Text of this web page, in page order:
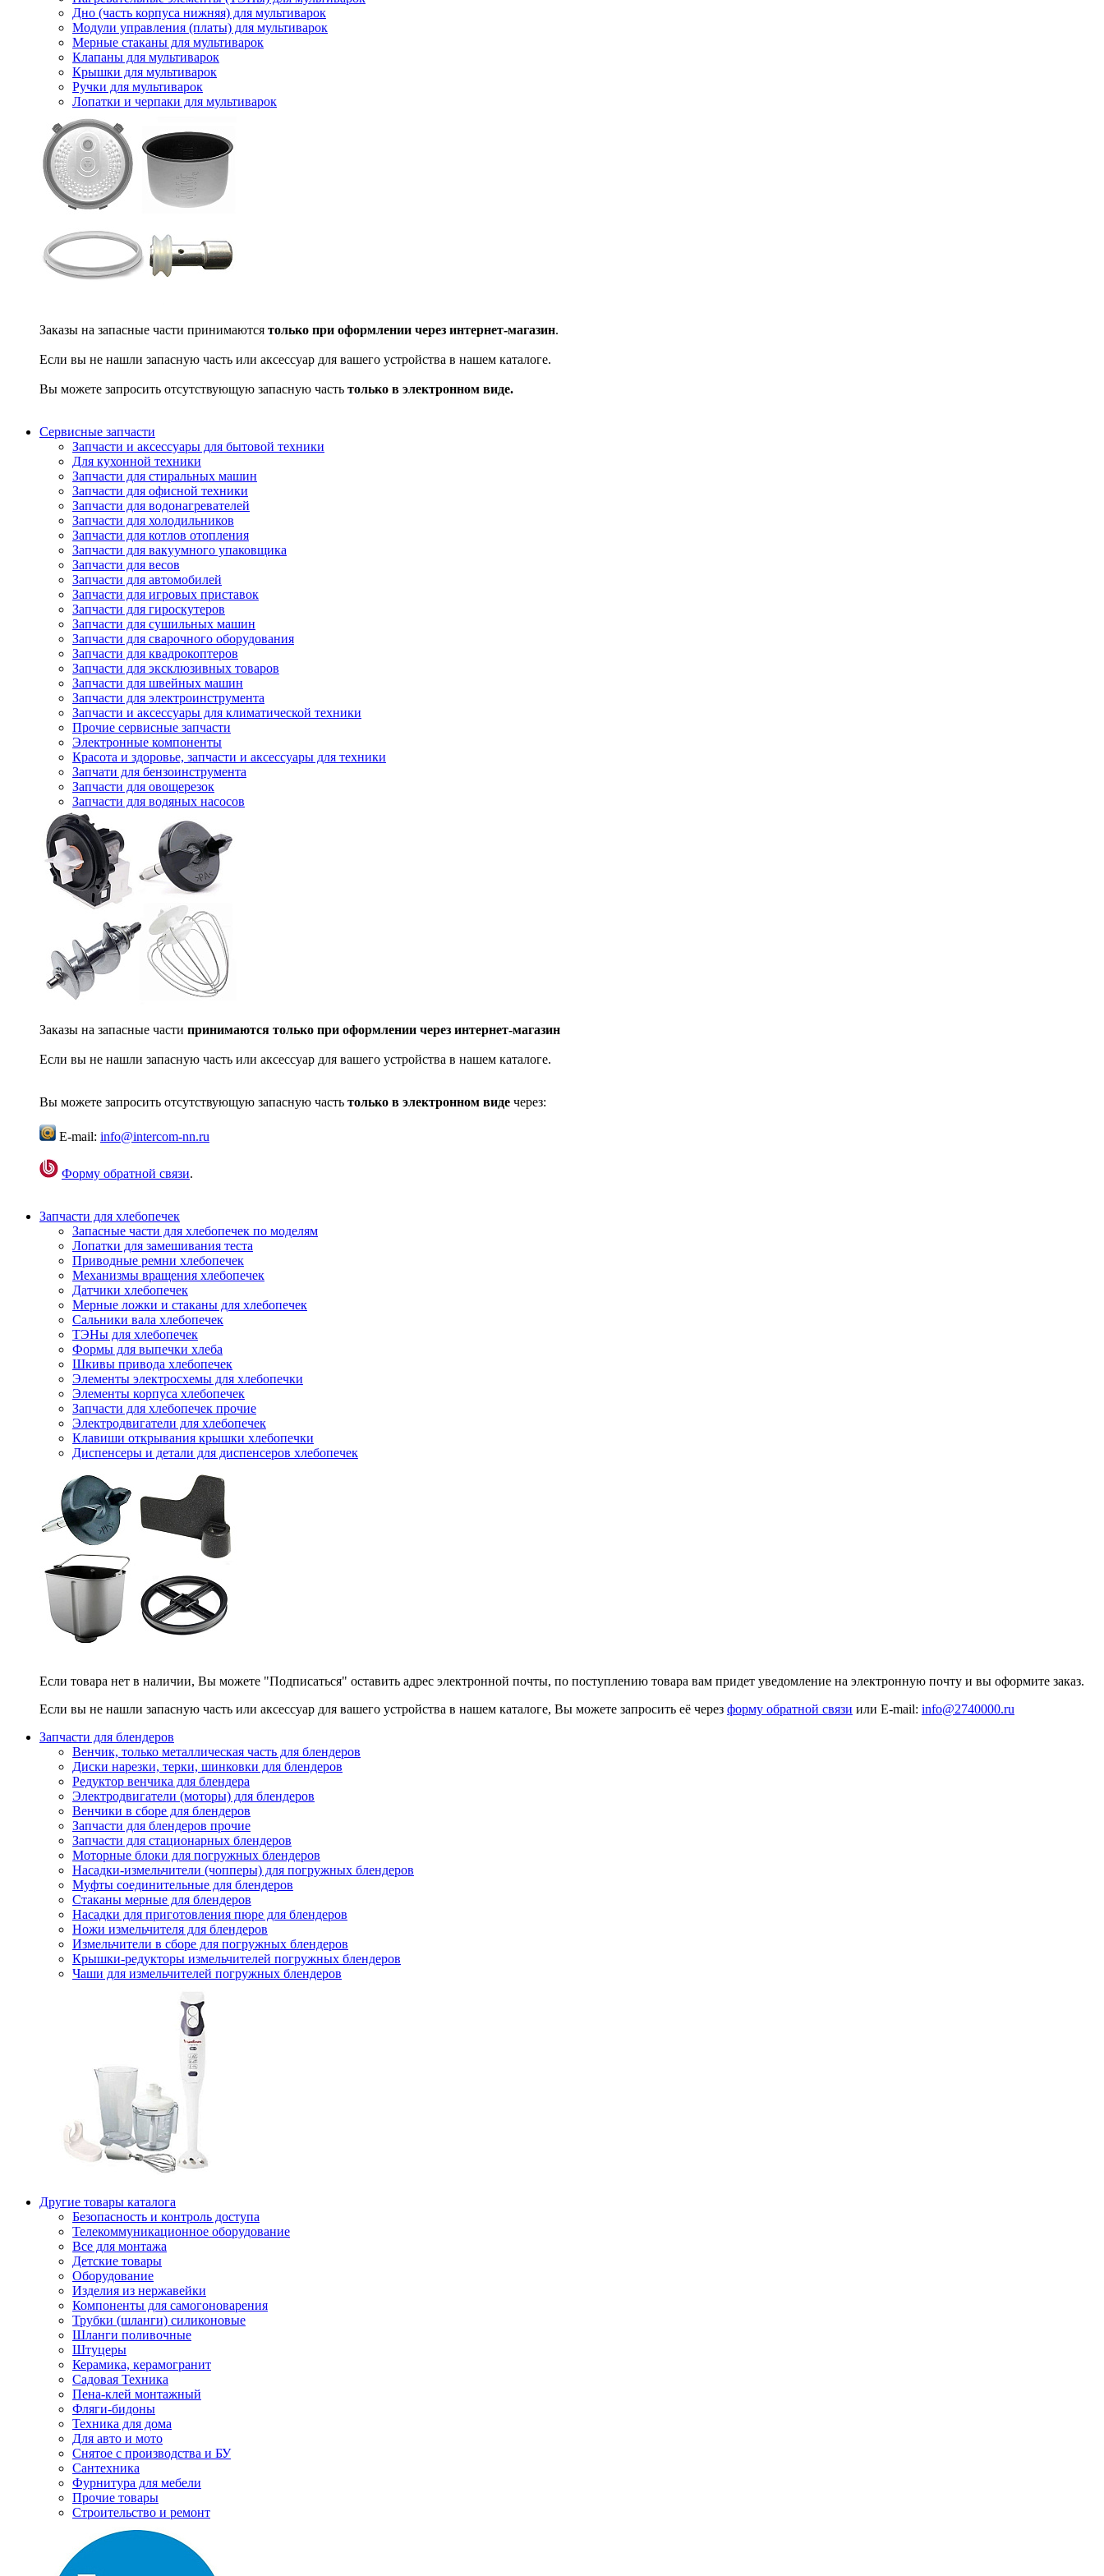
Дно (часть корпуса нижняя) для мультиварок
Модули управления (платы) для мультиварок
Мерные стаканы для мультиварок
Клапаны для мультиварок
Крышки для мультиварок
Ручки для мультиварок
Лопатки и черпаки для мультиварок
Заказы на запасные части принимаются только при оформлении через интернет-магазин.
Если вы не нашли запасную часть или аксессуар для вашего устройства в нашем каталоге.
Вы можете запросить отсутствующую запасную часть только в электронном виде.
Сервисные запчасти
Запчасти и аксессуары для бытовой техники
Для кухонной техники
Запчасти для стиральных машин
Запчасти для офисной техники
Запчасти для водонагревателей
Запчасти для холодильников
Запчасти для котлов отопления
Запчасти для вакуумного упаковщика
Запчасти для весов
Запчасти для автомобилей
Запчасти для игровых приставок
Запчасти для гироскутеров
Запчасти для сушильных машин
Запчасти для сварочного оборудования
Запчасти для квадрокоптеров
Запчасти для эксклюзивных товаров
Запчасти для швейных машин
Запчасти для электроинструмента
Запчасти и аксессуары для климатической техники
Прочие сервисные запчасти
Электронные компоненты
Красота и здоровье, запчасти и аксессуары для техники
Запчати для бензоинструмента
Запчасти для овощерезок
Запчасти для водяных насосов
Заказы на запасные части принимаются только при оформлении через интернет-магазин
Если вы не нашли запасную часть или аксессуар для вашего устройства в нашем каталоге.
Вы можете запросить отсутствующую запасную часть только в электронном виде через:
E-mail: info@intercom-nn.ru
Форму обратной связи.
Запчасти для хлебопечек
Запасные части для хлебопечек по моделям
Лопатки для замешивания теста
Приводные ремни хлебопечек
Механизмы вращения хлебопечек
Датчики хлебопечек
Мерные ложки и стаканы для хлебопечек
Сальники вала хлебопечек
ТЭНы для хлебопечек
Формы для выпечки хлеба
Шкивы привода хлебопечек
Элементы электросхемы для хлебопечки
Элементы корпуса хлебопечек
Запчасти для хлебопечек прочие
Электродвигатели для хлебопечек
Клавиши открывания крышки хлебопечки
Диспенсеры и детали для диспенсеров хлебопечек
Если товара нет в наличии, Вы можете "Подписаться" оставить адрес электронной почты, по поступлению товара вам придет уведомление на электронную почту и вы оформите заказ.
Если вы не нашли запасную часть или аксессуар для вашего устройства в нашем каталоге, Вы можете запросить её через форму обратной связи или E-mail: info@2740000.ru
Запчасти для блендеров
Венчик, только металлическая часть для блендеров
Диски нарезки, терки, шинковки для блендеров
Редуктор венчика для блендера
Электродвигатели (моторы) для блендеров
Венчики в сборе для блендеров
Запчасти для блендеров прочие
Запчасти для стационарных блендеров
Моторные блоки для погружных блендеров
Насадки-измельчители (чопперы) для погружных блендеров
Муфты соединительные для блендеров
Стаканы мерные для блендеров
Насадки для приготовления пюре для блендеров
Ножи измельчителя для блендеров
Измельчители в сборе для погружных блендеров
Крышки-редукторы измельчителей погружных блендеров
Чаши для измельчителей погружных блендеров
Другие товары каталога
Безопасность и контроль доступа
Телекоммуникационное оборудование
Все для монтажа
Детские товары
Оборудование
Изделия из нержавейки
Компоненты для самогоноварения
Трубки (шланги) силиконовые
Шланги поливочные
Штуцеры
Керамика, керамогранит
Садовая Техника
Пена-клей монтажный
Фляги-бидоны
Техника для дома
Для авто и мото
Снятое с производства и БУ
Сантехника
Фурнитура для мебели
Прочие товары
Строительство и ремонт